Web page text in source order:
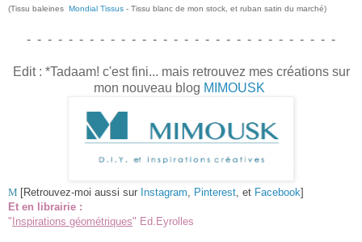
(Tissu baleines Mondial Tissus - Tissu blanc de mon stock, et ruban satin du marché)
- - - - - - - - - - - - - - - - - - - - - - - - - - - - - -
Edit : *Tadaam! c'est fini... mais retrouvez mes créations sur
mon nouveau blog MIMOUSK
M [Retrouvez-moi aussi sur Instagram Pinterest , et Facebook]
Et en librairie :
" Inspirations géométriques" Ed.Eyrolles